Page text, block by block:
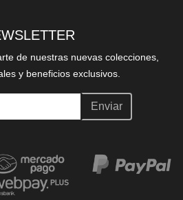
de nuestras nuevas colecciones,
y beneficios exclusivos.
Enviar